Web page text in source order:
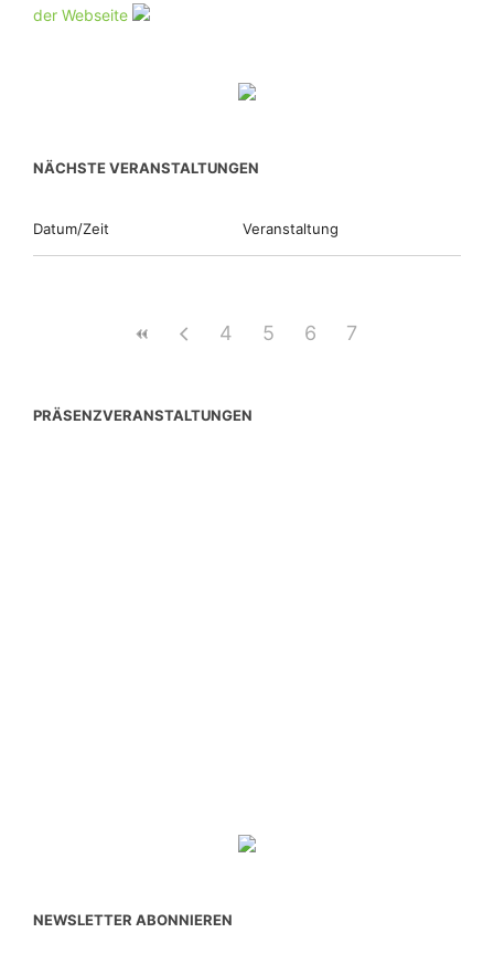
der Webseite
NÄCHSTE VERANSTALTUNGEN
Datum/Zeit Veranstaltung
4 5 6 7
PRÄSENZVERANSTALTUNGEN
NEWSLETTER ABONNIEREN